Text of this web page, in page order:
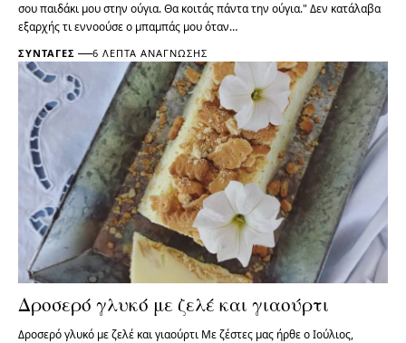
σου παιδάκι μου στην ούγια. Θα κοιτάς πάντα την ούγια." Δεν κατάλαβα
εξαρχής τι εννοούσε ο μπαμπάς μου όταν…
ΣΥΝΤΑΓΈΣ 6 ΛΕΠΤΆ ΑΝΆΓΝΩΣΗΣ
Δροσερό γλυκό με ζελέ και γιαούρτι
Δροσερό γλυκό με ζελέ και γιαούρτι Με ζέστες μας ήρθε ο Ιούλιος,